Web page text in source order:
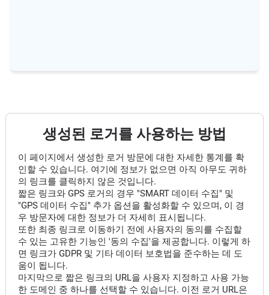
생성된 로거를 사용하는 방법
이 페이지에서 생성한 로거 방문에 대한 자세한 통계를 확
인할 수 있습니다. 여기에 정보가 없으면 아직 아무도 귀하
의 링크를 클릭하지 않은 것입니다.
짧은 링크와 GPS 로거의 경우 "SMART 데이터 수집" 및
"GPS 데이터 수집" 추가 옵션을 활성화할 수 있으며, 이 경
우 방문자에 대한 정보가 더 자세히 표시됩니다.
또한 최종 링크로 이동하기 전에 사용자의 동의를 수집할
수 있는 고유한 기능인 '동의 수집'을 제공합니다. 이렇게 하
면 링크가 GDPR 및 기타 데이터 보호법을 준수하는 데 도
움이 됩니다.
마지막으로 짧은 링크의 URL을 사용자 지정하고 사용 가능
한 도메인 중 하나를 선택할 수 있습니다. 이전 로거 URL은